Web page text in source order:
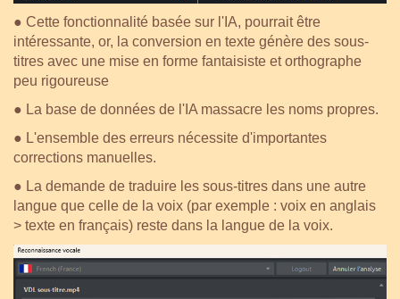
● Cette fonctionnalité basée sur l'IA, pourrait être
intéressante, or, la conversion en texte génère des sous-
titres avec une mise en forme fantaisiste et orthographe
peu rigoureuse
● La base de données de l'IA massacre les noms propres.
● L'ensemble des erreurs nécessite d'importantes
corrections manuelles.
● La demande de traduire les sous-titres dans une autre
langue que celle de la voix (par exemple : voix en anglais
> texte en français) reste dans la langue de la voix.